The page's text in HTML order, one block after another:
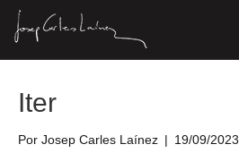
Entradas Etiquetadas ‘2009’
Iter
Por Josep Carles Laínez | 19/09/2023